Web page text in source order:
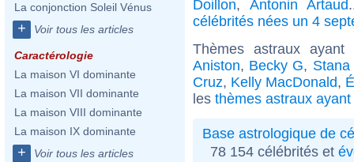
La conjonction Soleil Vénus
+ Voir tous les articles
Caractérologie
La maison VI dominante
La maison VII dominante
La maison VIII dominante
La maison IX dominante
+ Voir tous les articles
Doillon, Antonin Artaud
célébrités nées un 4
Thèmes astraux
Aniston, Becky G,
Cruz, Kelly MacDonald,
les thèmes astraux
Base astrologique de
78 154 célébrités et